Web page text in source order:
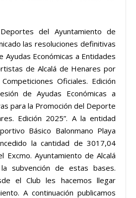
del Ayuntamiento de
las resoluciones definitivas
Ayudas Económicas a Entidades
de Alcalá de Henares por
Oficiales. Edición
de Ayudas Económicas a
para la Promoción del Deporte
Edición 2025”. A la entidad
Básico Balonmano Playa
la cantidad de 3017,04
Ayuntamiento de Alcalá
subvención de estas bases.
el Club les hacemos llegar
A continuación publicamos